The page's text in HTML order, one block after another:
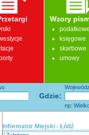
Wzory
księgowe
skarbowe
umowy
Gdzie:
np:
Informator Miejski - Łódź